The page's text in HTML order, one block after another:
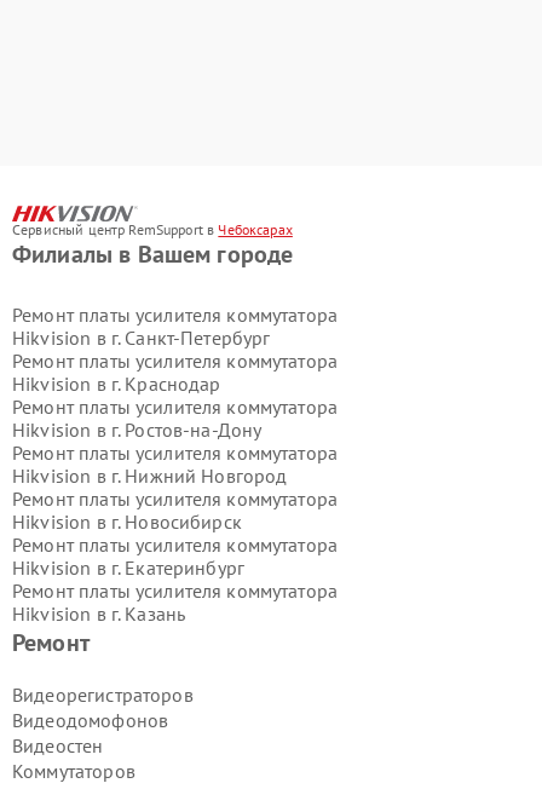
Сервисный центр RemSupport в Чебоксарах
Ремонт
Видеорегистраторов
Видеодомофонов
Видеостен
Коммутаторов
Филиалы в Вашем городе
Ремонт платы усилителя коммутатора
Hikvision в г. Санкт-Петербург
Ремонт платы усилителя коммутатора
Hikvision в г. Краснодар
Ремонт платы усилителя коммутатора
Hikvision в г. Ростов-на-Дону
Ремонт платы усилителя коммутатора
Hikvision в г. Нижний Новгород
Ремонт платы усилителя коммутатора
Hikvision в г. Новосибирск
Ремонт платы усилителя коммутатора
Hikvision в г. Екатеринбург
Ремонт платы усилителя коммутатора
Hikvision в г. Казань
Ремонт платы усилителя коммутатора
Ремонт платы усилителя коммутатора
Hikvision в г.Волгоград
Ремонт платы усилителя коммутатора
Hikvision в г.
Ремонт платы усилителя коммутатора